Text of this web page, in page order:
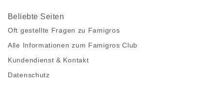
Beliebte Seiten
Oft gestellte Fragen zu Famigros
Alle Informationen zum Famigros Club
Kundendienst & Kontakt
Datenschutz